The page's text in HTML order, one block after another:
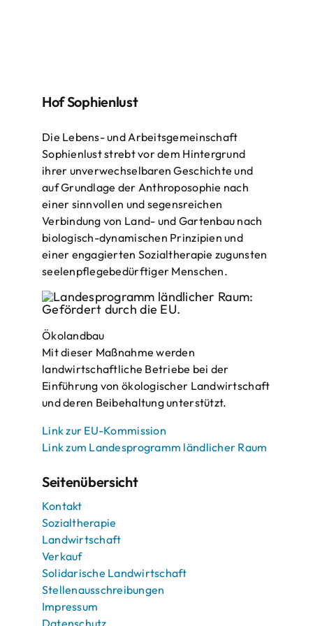
Hof Sophienlust
Die Lebens- und Arbeitsgemeinschaft
Sophienlust strebt vor dem Hintergrund
ihrer unverwechselbaren Geschichte und
auf Grundlage der Anthroposophie nach
einer sinnvollen und segensreichen
Verbindung von Land- und Gartenbau nach
biologisch-dynamischen Prinzipien und
einer engagierten Sozialtherapie zugunsten
seelenpflegebedürftiger Menschen.
Ökolandbau
Mit dieser Maßnahme werden
landwirtschaftliche Betriebe bei der
Einführung von ökologischer Landwirtschaft
und deren Beibehaltung unterstützt.
Link zur EU-Kommission
Link zum Landesprogramm ländlicher Raum
Seitenübersicht
Kontakt
Sozialtherapie
Landwirtschaft
Verkauf
Solidarische Landwirtschaft
Stellenausschreibungen
Impressum